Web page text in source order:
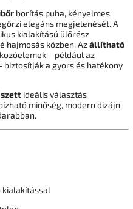
borítás puha, kényelmes
elegáns megjelenését. A
kialakítású ülőrész
hajmosás közben. Azállítható
– például az
a gyors és hatékony
szett ideális választás
minőség, modern dizájn
kialakítással